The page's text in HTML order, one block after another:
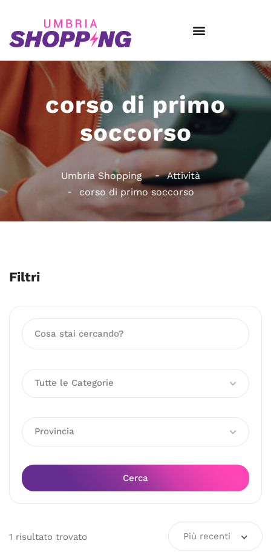
corso di primo
soccorso
Umbria Shopping
Attività
corso di primo soccorso
Filtri
Tutte le Categorie
Provincia
Cerca
1 risultato trovato Più recenti